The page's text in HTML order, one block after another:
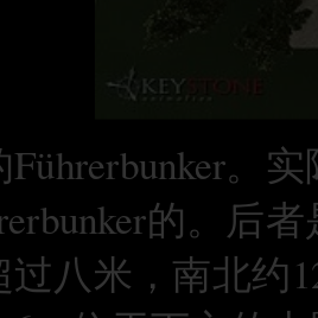
。
的。后
过八米，南北约